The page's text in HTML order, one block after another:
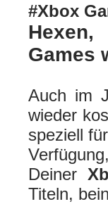
#Xbox
Games
Auch im
wieder
speziell für
Deiner
Titeln,